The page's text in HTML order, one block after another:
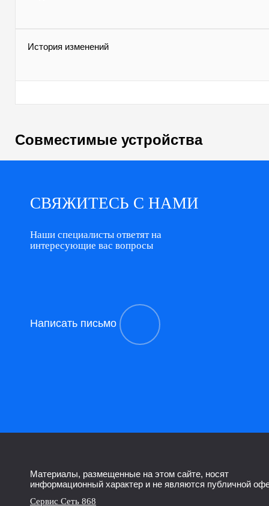
История изменений
Совместимые устройства
СВЯЖИТЕСЬ С НАМИ
Наши специалисты ответят на
интересующие вас вопросы
Написать письмо
Материалы, размещенные на этом сайте, носят
информационный характер и не являются публичной
Сервис Сеть 868